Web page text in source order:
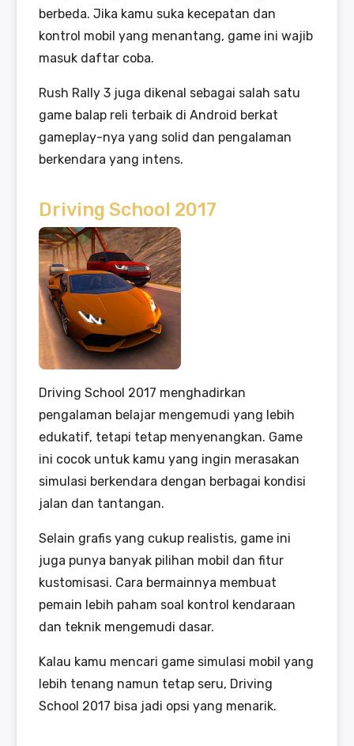
berbeda. Jika kamu suka kecepatan dan
kontrol mobil yang menantang, game ini wajib
masuk daftar coba.
Rush Rally 3 juga dikenal sebagai salah satu
game balap reli terbaik di Android berkat
gameplay-nya yang solid dan pengalaman
berkendara yang intens.
Driving School 2017
Driving School 2017 menghadirkan
pengalaman belajar mengemudi yang lebih
edukatif, tetapi tetap menyenangkan. Game
ini cocok untuk kamu yang ingin merasakan
simulasi berkendara dengan berbagai kondisi
jalan dan tantangan.
Selain grafis yang cukup realistis, game ini
juga punya banyak pilihan mobil dan fitur
kustomisasi. Cara bermainnya membuat
pemain lebih paham soal kontrol kendaraan
dan teknik mengemudi dasar.
Kalau kamu mencari game simulasi mobil yang
lebih tenang namun tetap seru, Driving
School 2017 bisa jadi opsi yang menarik.